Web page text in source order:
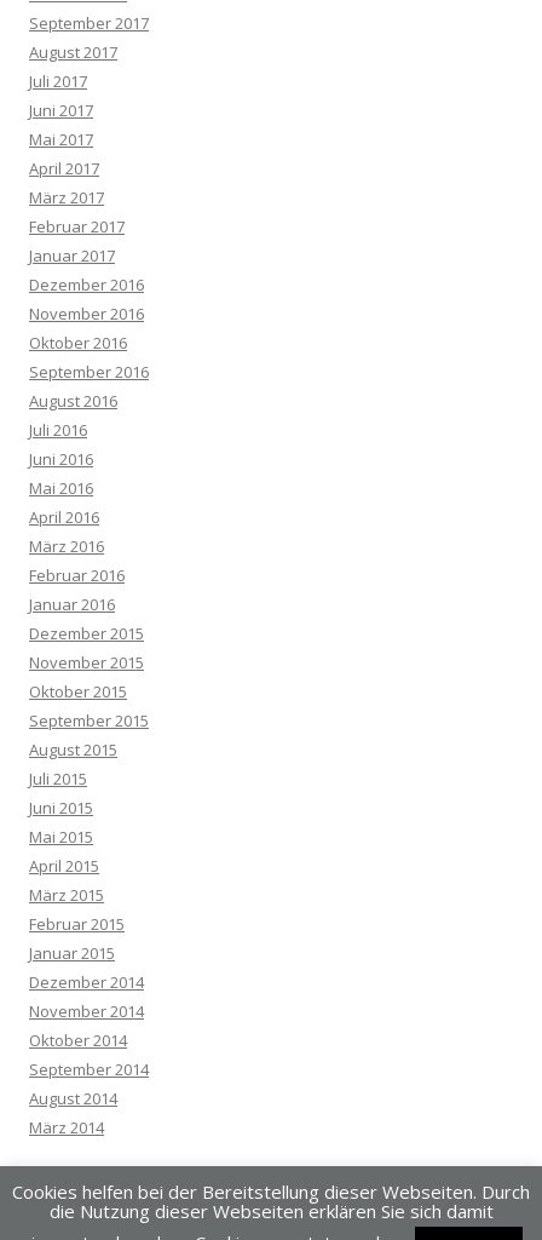
September 2017
August 2017
Juli 2017
Juni 2017
Mai 2017
April 2017
März 2017
Februar 2017
Januar 2017
Dezember 2016
November 2016
Oktober 2016
September 2016
August 2016
Juli 2016
Juni 2016
Mai 2016
April 2016
März 2016
Februar 2016
Januar 2016
Dezember 2015
November 2015
Oktober 2015
September 2015
August 2015
Juli 2015
Juni 2015
Mai 2015
April 2015
März 2015
Februar 2015
Januar 2015
Dezember 2014
November 2014
Oktober 2014
September 2014
August 2014
März 2014
Cookies helfen bei der Bereitstellung dieser Webseiten. Durch
die Nutzung dieser Webseiten erklären Sie sich damit